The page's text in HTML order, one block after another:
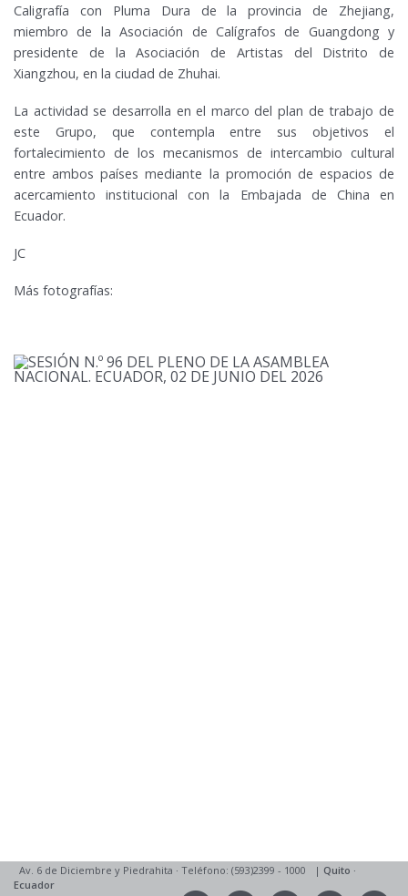
Caligrafía con Pluma Dura de la provincia de Zhejiang,
miembro de la Asociación de Calígrafos de Guangdong y
presidente de la Asociación de Artistas del Distrito de
Xiangzhou, en la ciudad de Zhuhai.
La actividad se desarrolla en el marco del plan de trabajo de
este Grupo, que contempla entre sus objetivos el
fortalecimiento de los mecanismos de intercambio cultural
entre ambos países mediante la promoción de espacios de
acercamiento institucional con la Embajada de China en
Ecuador.
JC
Más fotografías:
Av. 6 de Diciembre y Piedrahita · Teléfono: (593)2399 - 1000 | Quito ·
Ecuador